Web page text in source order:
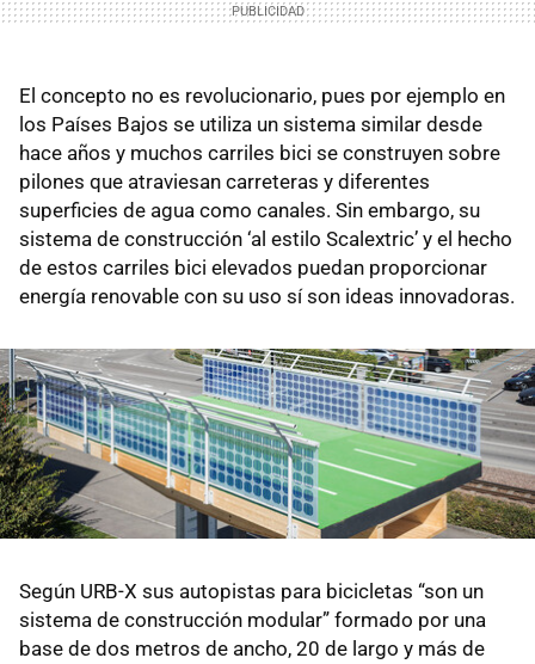
El concepto no es revolucionario, pues por ejemplo en
los Países Bajos se utiliza un sistema similar desde
hace años y muchos carriles bici se construyen sobre
pilones que atraviesan carreteras y diferentes
superficies de agua como canales. Sin embargo, su
sistema de construcción ‘al estilo Scalextric’ y el hecho
de estos carriles bici elevados puedan proporcionar
energía renovable con su uso sí son ideas innovadoras.
Según URB-X sus autopistas para bicicletas “son un
sistema de construcción modular” formado por una
base de dos metros de ancho, 20 de largo y más de